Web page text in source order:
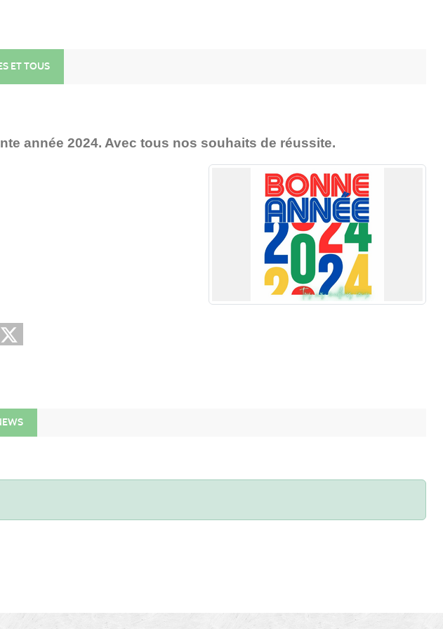
ET TOUS
année 2024. Avec tous nos souhaits de réussite.